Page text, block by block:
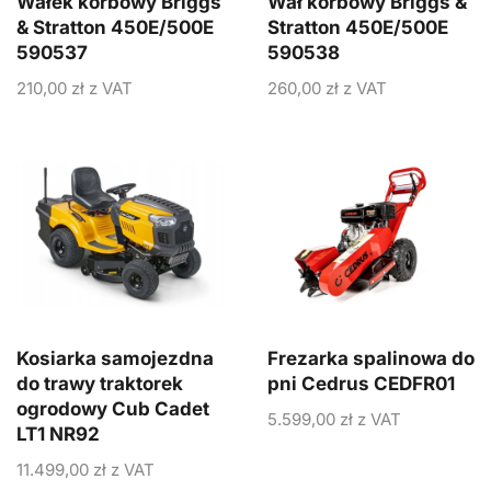
& Stratton 450E/500E
590537
210,00 zł z VAT
Stratton 450E/500E
590538
260,00 zł z VAT
Kosiarka samojezdna
do trawy traktorek
ogrodowy Cub Cadet
LT1 NR92
11.499,00 zł z VAT
Frezarka spalinowa do
pni Cedrus CEDFR01
5.599,00 zł z VAT